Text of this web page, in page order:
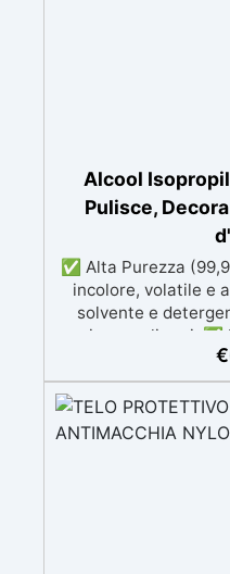
Alcool
Pulisce,
✅ Alta Purezza
incolore, volatile e
solvente e
resine e polimeri. ✅
facilmente sporco e
senza lasciare
superfici e
Spruzzato sulla
€